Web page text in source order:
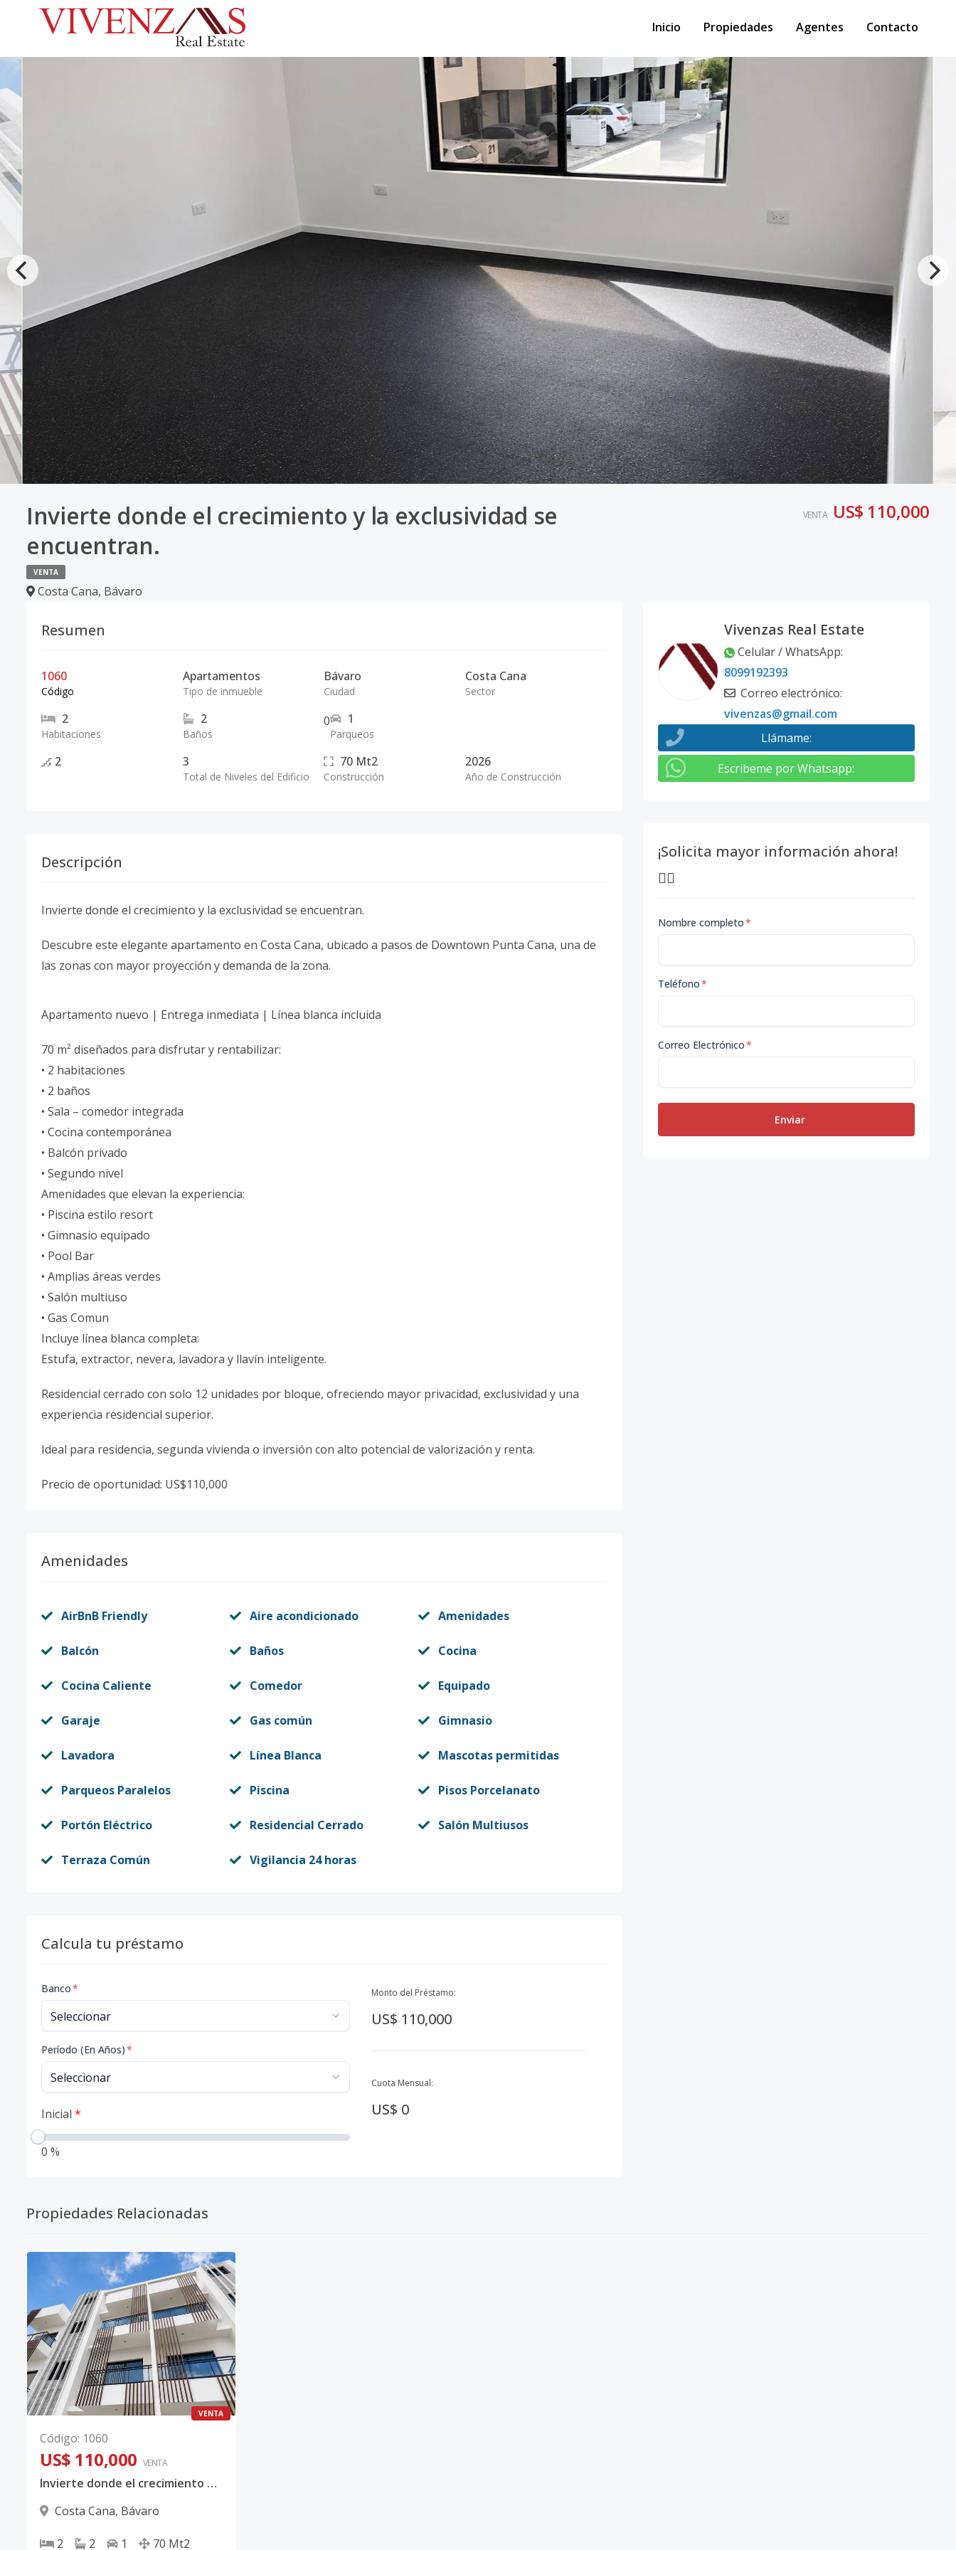
Inicio Propiedades Agentes Contacto
Invierte donde el crecimiento y la exclusividad se
encuentran.
VENTA
Costa Cana, Bávaro
VENTA US$ 110,000
Resumen
1060
Código
Apartamentos
Tipo de inmueble
Bávaro
Ciudad
Costa Cana
Sector
2
Habitaciones
2
Baños
0 1
Parqueos
2 3
Total de Niveles del Edificio
70 Mt2
Construcción
2026
Año de Construcción
Descripción
Invierte donde el crecimiento y la exclusividad se encuentran.
Descubre este elegante apartamento en Costa Cana, ubicado a pasos de Downtown Punta Cana, una de
las zonas con mayor proyección y demanda de la zona.
Apartamento nuevo | Entrega inmediata | Línea blanca incluida
70 m² diseñados para disfrutar y rentabilizar:
• 2 habitaciones
• 2 baños
• Sala – comedor integrada
• Cocina contemporánea
• Balcón privado
• Segundo nivel
Amenidades que elevan la experiencia:
• Piscina estilo resort
• Gimnasio equipado
• Pool Bar
• Amplias áreas verdes
• Salón multiuso
• Gas Comun
Incluye línea blanca completa:
Estufa, extractor, nevera, lavadora y llavín inteligente.
Residencial cerrado con solo 12 unidades por bloque, ofreciendo mayor privacidad, exclusividad y una
experiencia residencial superior.
Ideal para residencia, segunda vivienda o inversión con alto potencial de valorización y renta.
Precio de oportunidad: US$110,000
Amenidades
AirBnB Friendly Aire acondicionado Amenidades
Balcón Baños Cocina
Cocina Caliente Comedor Equipado
Garaje Gas común Gimnasio
Lavadora Línea Blanca Mascotas permitidas
Parqueos Paralelos Piscina Pisos Porcelanato
Portón Eléctrico Residencial Cerrado Salón Multiusos
Terraza Común Vigilancia 24 horas
Calcula tu préstamo
Banco*
Período (En Años)*
Inicial *
0 %
Monto del Préstamo:
US$ 110,000
Cuota Mensual:
US$ 0
Vivenzas Real Estate
Celular / WhatsApp:
8099192393
Correo electrónico:
vivenzas@gmail.com
Llámame:
Escribeme por Whatsapp:
¡Solicita mayor información ahora!
👇🏽
Nombre completo*
Teléfono*
Correo Electrónico*
Enviar
Propiedades Relacionadas
VENTA
Código: 1060
US$ 110,000 VENTA
Invierte donde el crecimiento y la exclusividad se encuentran.
Costa Cana, Bávaro
2 2 1 70 Mt2